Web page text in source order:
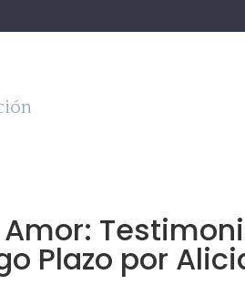
Plazo por